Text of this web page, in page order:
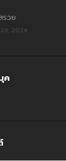
รวย
2024
ค